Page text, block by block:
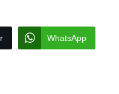
WhatsApp